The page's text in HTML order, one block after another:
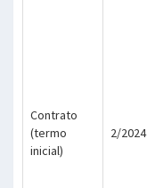
Contrato
(termo
inicial)
2/2024